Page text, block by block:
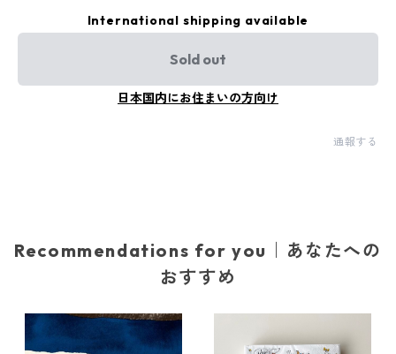
International shipping available
Sold out
日本国内にお住まいの方向け
通報する
Recommendations for you｜あなたへの
おすすめ